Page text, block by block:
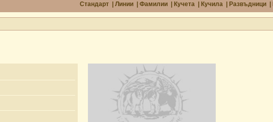
Стандарт Линии Фамилии Кучета Кучила Развъдници